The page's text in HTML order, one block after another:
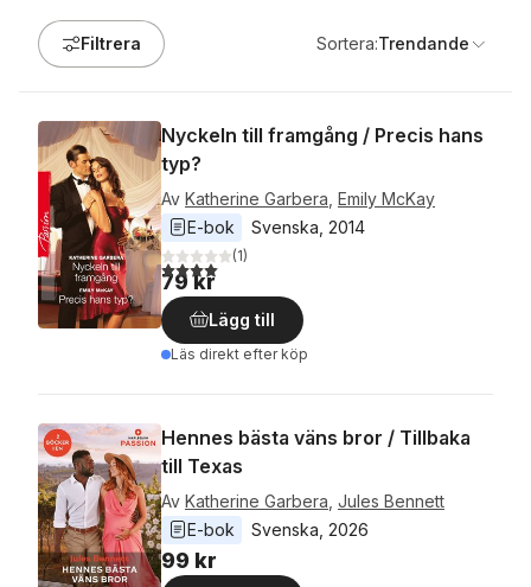
Filtrera Sortera:Trendande
Nyckeln till framgång / Precis hans
typ?
Av Katherine Garbera Emily McKay
E-bok
Svenska 2014
4,0utav 5 stjärnor. Totalt antal röster:
(1)
79 kr
Lägg till
Läs direkt efter köp
Hennes bästa väns bror / Tillbaka
till Texas
Av Katherine Garbera Jules Bennett
E-bok
Svenska 2026
99 kr